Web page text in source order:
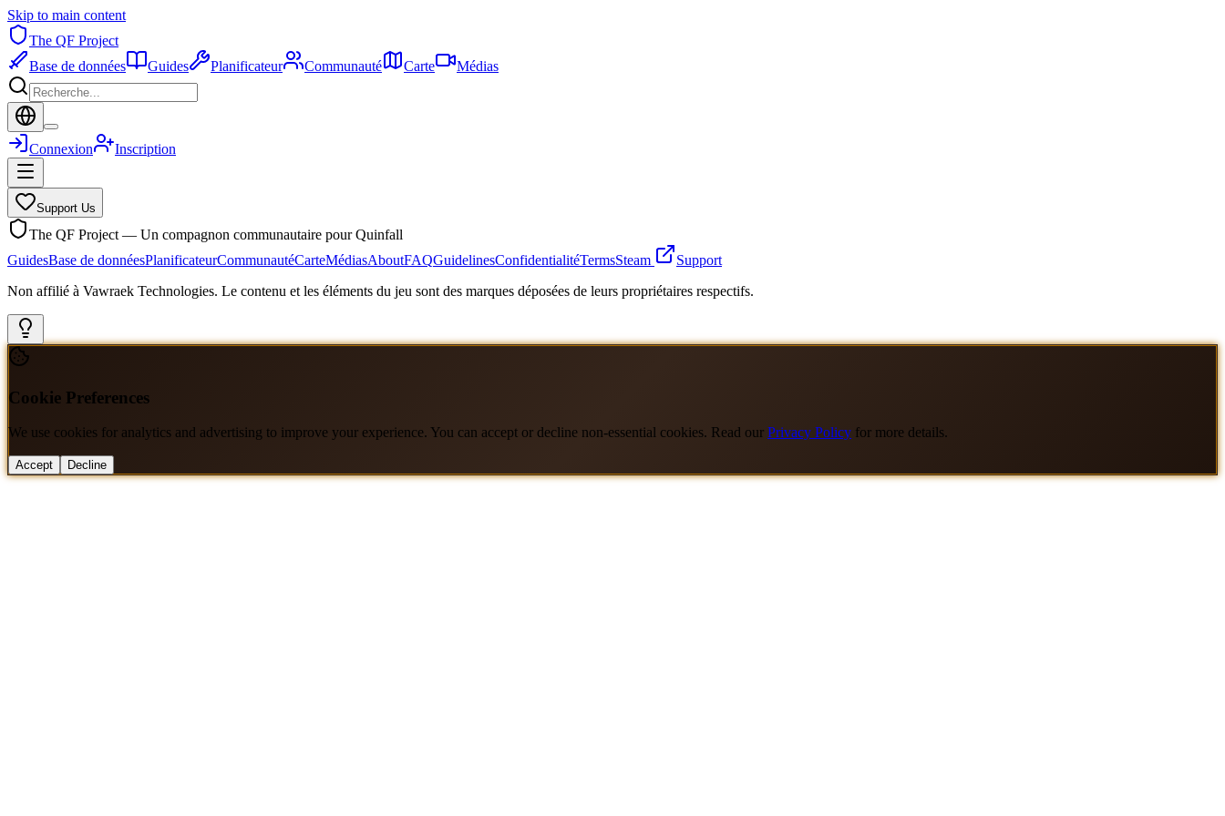
Skip to main content
The QF Project
Base de données
Guides Planificateur Communauté Carte Médias
Connexion Inscription
Support Us
The QF Project — Un compagnon communautaire pour Quinfall
GuidesBase de donnéesPlanificateurCommunautéCarteMédiasAboutFAQGuidelinesConfidentialitéTermsSteam
Support
Non affilié à Vawraek Technologies. Le contenu et les éléments du jeu sont des marques déposées de leurs propriétaires respectifs.
Cookie Preferences
We use cookies for analytics and advertising to improve your experience. You can accept or decline non-essential cookies. Read our Privacy Policy for more details.
Accept Decline